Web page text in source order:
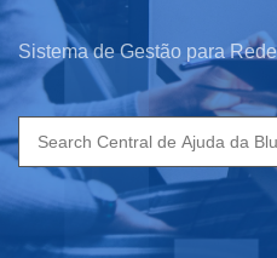
Sistema de Gestão para
Search
for: